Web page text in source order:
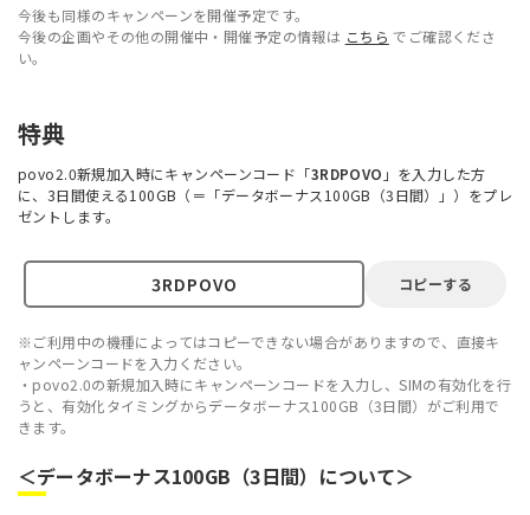
今後も同様のキャンペーンを開催予定です。
今後の企画やその他の開催中・開催予定の情報は こちら でご確認くださ
い。
特典
povo2.0新規加入時にキャンペーンコード「3RDPOVO 」を入力した方
に、3日間使える100GB（＝「データボーナス100GB（3日間）」）をプレ
ゼントします。
コピーする
※ご利用中の機種によってはコピーできない場合がありますので、直接キ
ャンペーンコードを入力ください。
・povo2.0の新規加入時にキャンペーンコードを入力し、SIMの有効化を行
うと、有効化タイミングからデータボーナス100GB（3日間）がご利用で
きます。
＜データボーナス100GB（3日間）について＞